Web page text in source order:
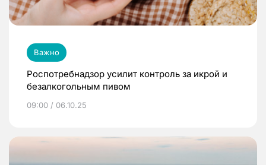
Важно
Роспотребнадзор усилит контроль за икрой и
безалкогольным пивом
09:00 / 06.10.25